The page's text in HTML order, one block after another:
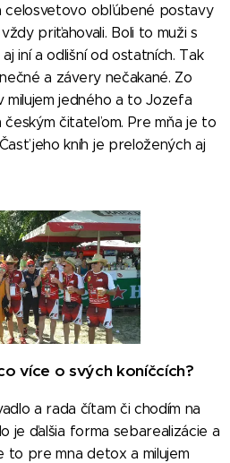
celosvetovo obľúbené postavy
priťahovali. Boli to muži s
iní a odlišní od ostatních. Tak
a závery nečakané. Zo
milujem jedného a to Jozefa
čitateľom. Pre mňa je to
jeho kníh je preložených aj
více o svých koníčcích?
a rada čítam či chodím na
je ďalšia forma sebarealizácie a
to pre mna detox a milujem